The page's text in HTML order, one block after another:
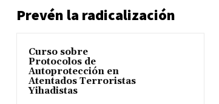
Prevén la radicalización
Curso sobre
Protocolos de
Autoprotección en
Atentados Terroristas
Yihadistas